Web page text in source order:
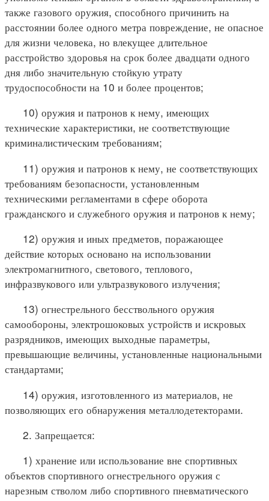
также газового оружия, способного причинить на
расстоянии более одного метра повреждение, не опасное
для жизни человека, но влекущее длительное
расстройство здоровья на срок более двадцати одного
дня либо значительную стойкую утрату
трудоспособности на 10 и более процентов;
10) оружия и патронов к нему, имеющих
технические характеристики, не соответствующие
криминалистическим требованиям;
11) оружия и патронов к нему, не соответствующих
требованиям безопасности, установленным
техническими регламентами в сфере оборота
гражданского и служебного оружия и патронов к нему;
12) оружия и иных предметов, поражающее
действие которых основано на использовании
электромагнитного, светового, теплового,
инфразвукового или ультразвукового излучения;
13) огнестрельного бесствольного оружия
самообороны, электрошоковых устройств и искровых
разрядников, имеющих выходные параметры,
превышающие величины, установленные национальными
стандартами;
14) оружия, изготовленного из материалов, не
позволяющих его обнаружения металлодетекторами.
2. Запрещается:
1) хранение или использование вне спортивных
объектов спортивного огнестрельного оружия с
нарезным стволом либо спортивного пневматического